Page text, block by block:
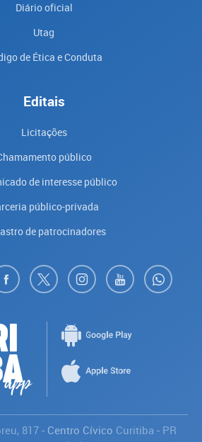
Diário oficial
Utag
de Ética e Conduta
Editais
Licitações
público
de interesse público
público-privada
de patrocinadores
817- Centro Cívico Curitiba- PR